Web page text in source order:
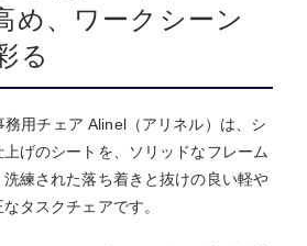
め、ワークシーン
る
用チェア Alinel（アリネル）は、シ
げのシートを、ソリッドなフレーム
洗練された落ち着きと抜けの良い軽や
タスクチェアです。